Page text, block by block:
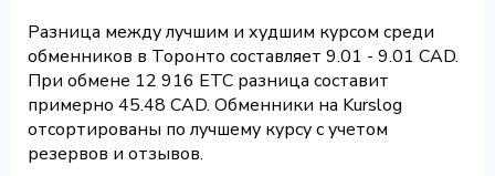
Разница между лучшим и худшим курсом среди
обменников в Торонто составляет 9.01 - 9.01 CAD.
При обмене 12 916 ETC разница составит
примерно 45.48 CAD. Обменники на Kurslog
отсортированы по лучшему курсу с учетом
резервов и отзывов.